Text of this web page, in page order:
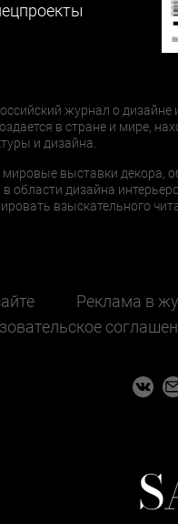
журнал о дизайне
в стране и мире,
и дизайна.
выставки декора,
области дизайна
взыскательного
Реклама в